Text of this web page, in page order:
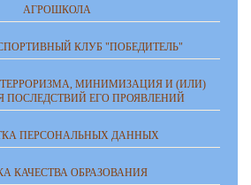
АГРОШКОЛА
КЛУБ "ПОБЕДИТЕЛЬ"
МИНИМИЗАЦИЯ И (ИЛИ)
ПОСЛЕДСТВИЙ ЕГО ПРОЯВЛЕНИЙ
ПЕРСОНАЛЬНЫХ ДАННЫХ
КАЧЕСТВА ОБРАЗОВАНИЯ